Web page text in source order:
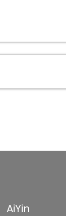
AiYin